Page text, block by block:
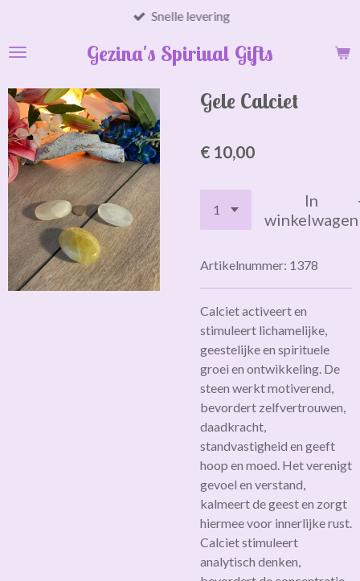
naar
hoofdinhoud
Gezina's Spiriual Gifts
Snelle levering
Gele Calciet
€ 10,00
In
winkelwagen
Artikelnummer: 1378
Calciet activeert en
stimuleert lichamelijke,
geestelijke en spirituele
groei en ontwikkeling. De
steen werkt motiverend,
bevordert zelfvertrouwen,
daadkracht,
standvastigheid en geeft
hoop en moed. Het verenigt
gevoel en verstand,
kalmeert de geest en zorgt
hiermee voor innerlijke rust.
Calciet stimuleert
analytisch denken,